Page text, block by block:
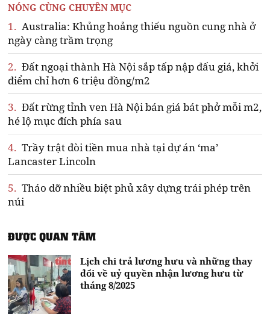
NÓNG CÙNG CHUYÊN MỤC
1. Australia: Khủng hoảng thiếu nguồn cung nhà ở
ngày càng trầm trọng
2. Đất ngoại thành Hà Nội sắp tấp nập đấu giá, khởi
điểm chỉ hơn 6 triệu đồng/m2
3. Đất rừng tỉnh ven Hà Nội bán giá bát phở mỗi m2,
hé lộ mục đích phía sau
4. Trầy trật đòi tiền mua nhà tại dự án ‘ma’
Lancaster Lincoln
5. Tháo dỡ nhiều biệt phủ xây dựng trái phép trên
núi
ĐƯỢC QUAN TÂM
Lịch chi trả lương hưu và những thay
đổi về uỷ quyền nhận lương hưu từ
tháng 8/2025